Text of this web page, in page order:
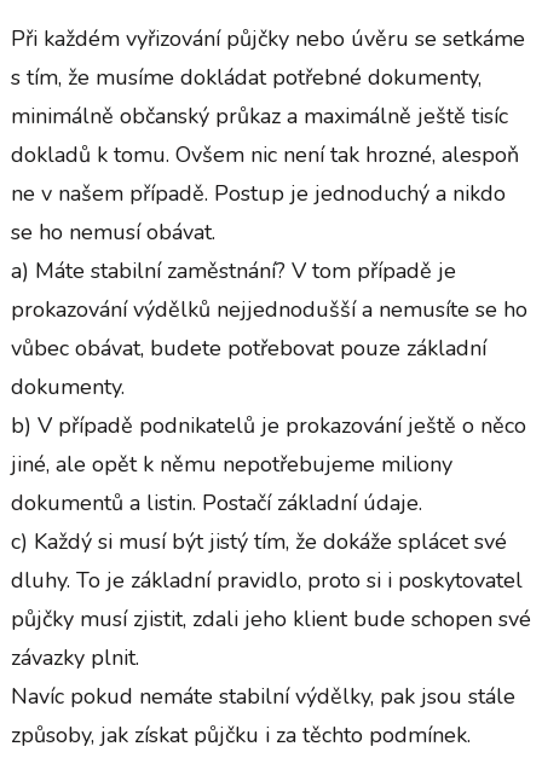
Při každém vyřizování půjčky nebo úvěru se setkáme
s tím, že musíme dokládat potřebné dokumenty,
minimálně občanský průkaz a maximálně ještě tisíc
dokladů k tomu. Ovšem nic není tak hrozné, alespoň
ne v našem případě. Postup je jednoduchý a nikdo
se ho nemusí obávat.
a) Máte stabilní zaměstnání? V tom případě je
prokazování výdělků nejjednodušší a nemusíte se ho
vůbec obávat, budete potřebovat pouze základní
dokumenty.
b) V případě podnikatelů je prokazování ještě o něco
jiné, ale opět k němu nepotřebujeme miliony
dokumentů a listin. Postačí základní údaje.
c) Každý si musí být jistý tím, že dokáže splácet své
dluhy. To je základní pravidlo, proto si i poskytovatel
půjčky musí zjistit, zdali jeho klient bude schopen své
závazky plnit.
Navíc pokud nemáte stabilní výdělky, pak jsou stále
způsoby, jak získat půjčku i za těchto podmínek.